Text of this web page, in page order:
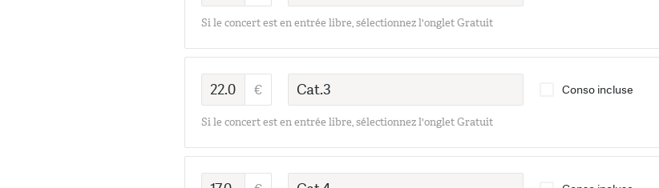
Si le concert est en entrée libre, sélectionnez l'onglet Gratuit
Conso incluse
Si le concert est en entrée libre, sélectionnez l'onglet Gratuit